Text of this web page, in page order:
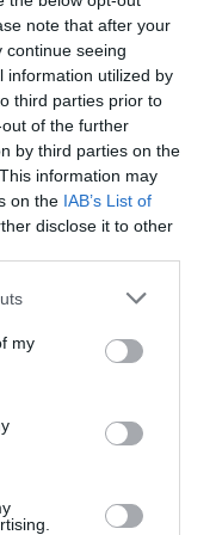
note that after your
continue seeing
information utilized by
third parties prior to
of the further
by third parties on the
information may
on the IAB’s List of
disclose it to other
one or more Google
You may click to
third-party tags to
in below Google
my